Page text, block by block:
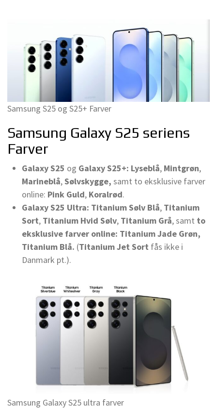
Samsung S25 og S25+ Farver
Samsung Galaxy S25 seriens
Farver
Galaxy S25 og Galaxy S25+: Lyseblå, Mintgrøn,
Marineblå,Sølvskygge, samt to eksklusive farver
online: Pink Guld, Koralrød.
Galaxy S25 Ultra: Titanium Sølv Blå, Titanium
Sort, Titanium Hvid Sølv, Titanium Grå, samt to
eksklusive farver online: Titanium Jade Grøn,
Titanium Blå. (Titanium Jet Sort fås ikke i
Danmark pt.).
Samsung Galaxy S25 ultra farver